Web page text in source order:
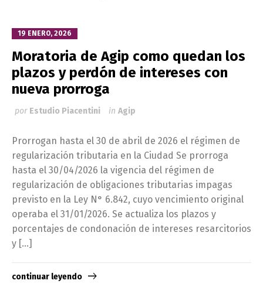
19 ENERO, 2026
Moratoria de Agip como quedan los
plazos y perdón de intereses con
nueva prorroga
por Estudio Piacentini in Agip
Prorrogan hasta el 30 de abril de 2026 el régimen de
regularización tributaria en la Ciudad Se prorroga
hasta el 30/04/2026 la vigencia del régimen de
regularización de obligaciones tributarias impagas
previsto en la Ley N° 6.842, cuyo vencimiento original
operaba el 31/01/2026. Se actualiza los plazos y
porcentajes de condonación de intereses resarcitorios
y […]
continuar leyendo